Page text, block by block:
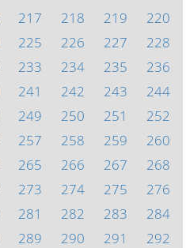
217 218 219
220
225 226 227
228
233 234 235
236
241 242 243
244
249 250 251
252
257 258 259
260
265 266 267
268
273 274 275
276
281 282 283
284
289 290 291
292